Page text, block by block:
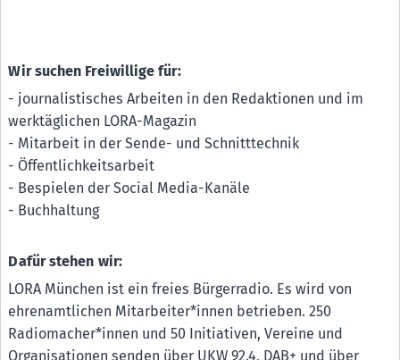
SchlaU - Trägerkreis Junge Flüchtlinge e.V.
E12 Über den Tellerrand kochen München e.V.
Wir suchen Freiwillige für:
- journalistisches Arbeiten in den Redaktionen und im
werktäglichen LORA-Magazin
- Mitarbeit in der Sende- und Schnitttechnik
- Öffentlichkeitsarbeit
- Bespielen der Social Media-Kanäle
- Buchhaltung
Dafür stehen wir:
LORA München ist ein freies Bürgerradio. Es wird von
ehrenamtlichen Mitarbeiter*innen betrieben. 250
Radiomacher*innen und 50 Initiativen, Vereine und
Organisationen senden über UKW 92.4, DAB+ und über